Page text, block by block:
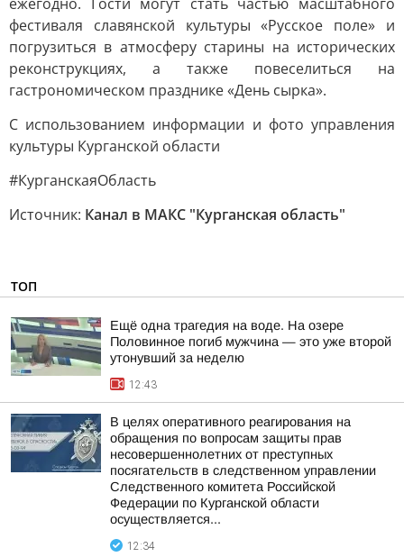
фестиваля славянской культуры «Русское поле» и
погрузиться в атмосферу старины на исторических
реконструкциях, а также повеселиться на
гастрономическом празднике «День сырка».
С использованием информации и фото управления
культуры Курганской области
#КурганскаяОбласть
Источник: Канал в МАКС "Курганская область"
ТОП
Ещё одна трагедия на воде. На озере
Половинное погиб мужчина — это уже второй
утонувший за неделю
12:43
В целях оперативного реагирования на
обращения по вопросам защиты прав
несовершеннолетних от преступных
посягательств в следственном управлении
Следственного комитета Российской
Федерации по Курганской области
осуществляется...
12:34